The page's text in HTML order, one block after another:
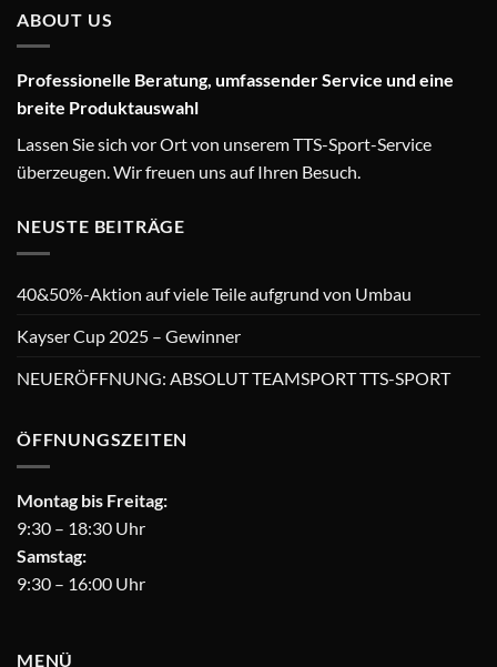
ABOUT US
Professionelle Beratung, umfassender Service und eine
breite Produktauswahl
Lassen Sie sich vor Ort von unserem TTS-Sport-Service
überzeugen. Wir freuen uns auf Ihren Besuch.
NEUSTE BEITRÄGE
40&50%-Aktion auf viele Teile aufgrund von Umbau
Kayser Cup 2025 – Gewinner
NEUERÖFFNUNG: ABSOLUT TEAMSPORT TTS-SPORT
ÖFFNUNGSZEITEN
Montag bis Freitag:
9:30 – 18:30 Uhr
Samstag:
9:30 – 16:00 Uhr
MENÜ